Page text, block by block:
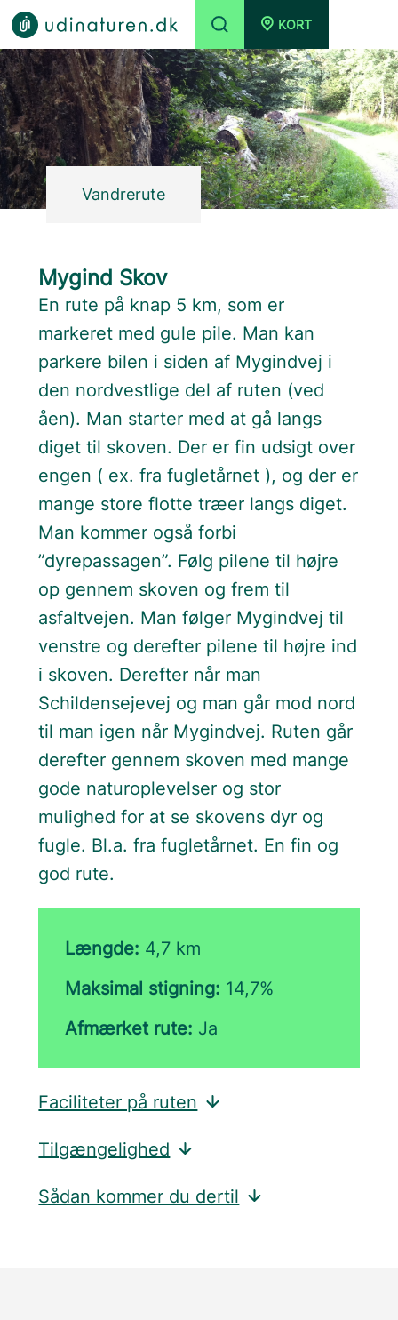
KORT
Vandrerute
Mygind Skov
En rute på knap 5 km, som er
markeret med gule pile. Man kan
parkere bilen i siden af Mygindvej i
den nordvestlige del af ruten (ved
åen). Man starter med at gå langs
diget til skoven. Der er fin udsigt over
engen ( ex. fra fugletårnet ), og der er
mange store flotte træer langs diget.
Man kommer også forbi
”dyrepassagen”. Følg pilene til højre
op gennem skoven og frem til
asfaltvejen. Man følger Mygindvej til
venstre og derefter pilene til højre ind
i skoven. Derefter når man
Schildensejevej og man går mod nord
til man igen når Mygindvej. Ruten går
derefter gennem skoven med mange
gode naturoplevelser og stor
mulighed for at se skovens dyr og
fugle. Bl.a. fra fugletårnet. En fin og
god rute.
Længde: 4,7 km
Maksimal stigning: 14,7%
Afmærket rute: Ja
Faciliteter på ruten
Tilgængelighed
Sådan kommer du dertil